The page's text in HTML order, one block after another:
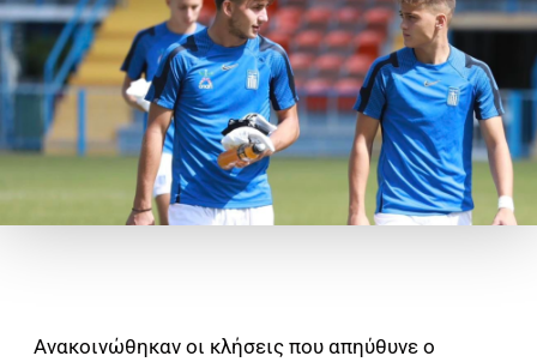
Ανακοινώθηκαν οι κλήσεις που απηύθυνε ο